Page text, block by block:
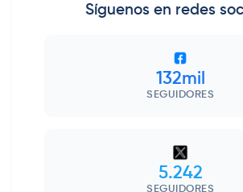
Síguenos en redes
132mil
SEGUIDORES
5.242
SEGUIDORES